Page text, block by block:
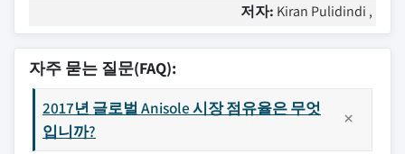
저자: Kiran Pulidindi ,
자주 묻는 질문(FAQ):
2017년 글로벌 Anisole 시장 점유율은 무엇
입니까?